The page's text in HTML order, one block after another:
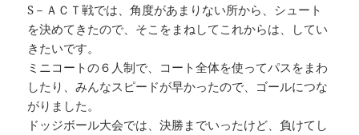
S－ＡＣＴ戦では、角度があまりない所から、シュート
を決めてきたので、そこをまねしてこれからは、してい
きたいです。
ミニコートの６人制で、コート全体を使ってパスをまわ
したり、みんなスピードが早かったので、ゴールにつな
がりました。
ドッジボール大会では、決勝までいったけど、負けてし